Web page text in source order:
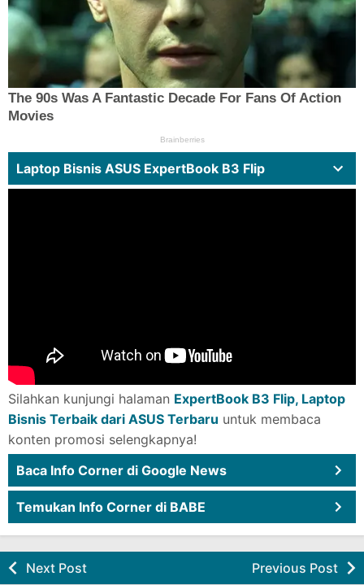
Laptop Bisnis ASUS ExpertBook B3 Flip
Silahkan kunjungi halaman ExpertBook B3 Flip, Laptop
Bisnis Terbaik dari ASUS Terbaru untuk membaca
konten promosi selengkapnya!
Baca Info Corner di Google News
Temukan Info Corner di BABE
Next Post Previous Post